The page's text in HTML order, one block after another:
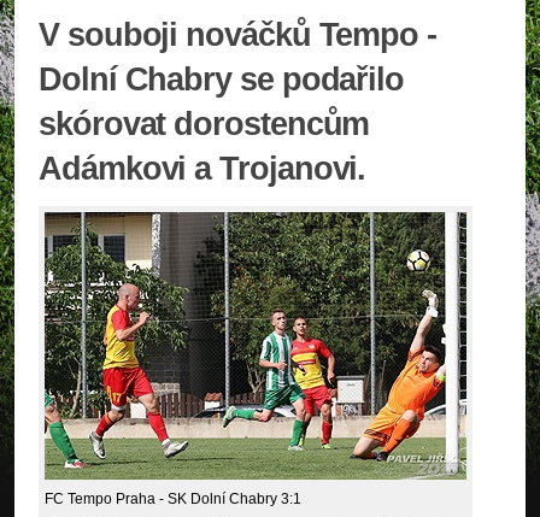
V souboji nováčků Tempo -
Dolní Chabry se podařilo
skórovat dorostencům
Adámkovi a Trojanovi.
FC Tempo Praha - SK Dolní Chabry 3:1